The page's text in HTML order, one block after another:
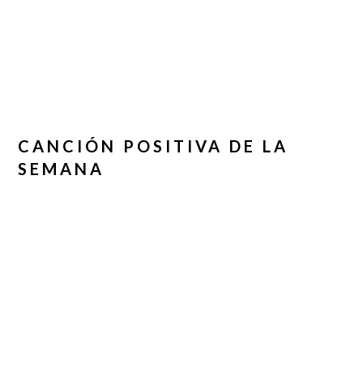
CANCIÓN POSITIVA DE LA
SEMANA